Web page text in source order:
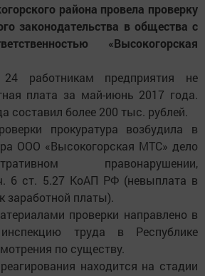
района провела проверку
законодательства в общества с
«Высокогорская
24 работникам предприятия не
плата за май-июнь 2017 года.
составил более 200 тыс. рублей.
прокуратура возбудила в
ООО «Высокогорская МТС» дело
правонарушении,
6 ст. 5.27 КоАП РФ (невыплата в
заработной платы).
проверки направлено в
инспекцию труда в Республике
по существу.
находится на стадии